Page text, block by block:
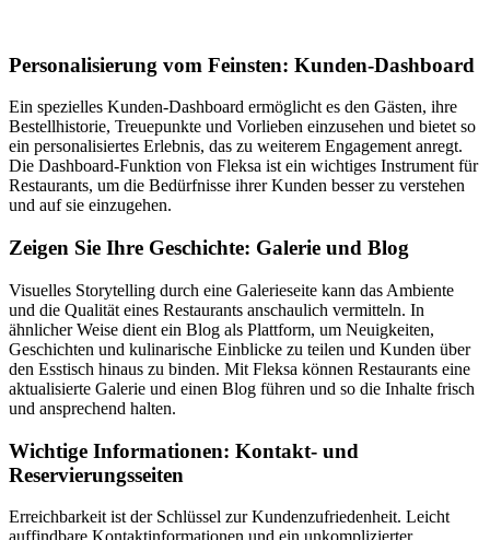
Personalisierung vom Feinsten: Kunden-Dashboard
Ein spezielles Kunden-Dashboard ermöglicht es den Gästen, ihre
Bestellhistorie, Treuepunkte und Vorlieben einzusehen und bietet so
ein personalisiertes Erlebnis, das zu weiterem Engagement anregt.
Die Dashboard-Funktion von Fleksa ist ein wichtiges Instrument für
Restaurants, um die Bedürfnisse ihrer Kunden besser zu verstehen
und auf sie einzugehen.
Zeigen Sie Ihre Geschichte: Galerie und Blog
Visuelles Storytelling durch eine Galerieseite kann das Ambiente
und die Qualität eines Restaurants anschaulich vermitteln. In
ähnlicher Weise dient ein Blog als Plattform, um Neuigkeiten,
Geschichten und kulinarische Einblicke zu teilen und Kunden über
den Esstisch hinaus zu binden. Mit Fleksa können Restaurants eine
aktualisierte Galerie und einen Blog führen und so die Inhalte frisch
und ansprechend halten.
Wichtige Informationen: Kontakt- und
Reservierungsseiten
Erreichbarkeit ist der Schlüssel zur Kundenzufriedenheit. Leicht